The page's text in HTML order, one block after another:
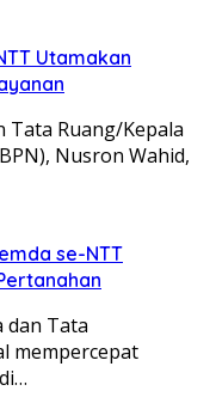
Utamakan
Tata Ruang/Kepala
Nusron Wahid,
se-NTT
dan Tata
mempercepat